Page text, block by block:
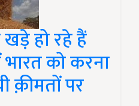
खड़े हो रहे हैं
को करना
क़ीमतों पर